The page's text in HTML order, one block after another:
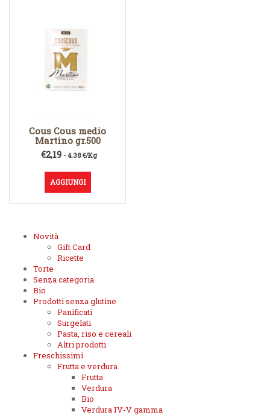
Cous Cous medio
Martino gr.500
€2,19 - 4.38 €/Kg
AGGIUNGI
Novità
Gift Card
Ricette
Torte
Senza categoria
Bio
Prodotti senza glutine
Panificati
Surgelati
Pasta, riso e cereali
Altri prodotti
Freschissimi
Frutta e verdura
Frutta
Verdura
Bio
Verdura IV-V gamma